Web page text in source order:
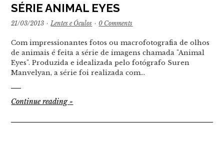
SÉRIE ANIMAL EYES
21/03/2013 · Lentes e Óculos · 0 Comments
Com impressionantes fotos ou macrofotografia de olhos
de animais é feita a série de imagens chamada "Animal
Eyes". Produzida e idealizada pelo fotógrafo Suren
Manvelyan, a série foi realizada com…
Continue reading»